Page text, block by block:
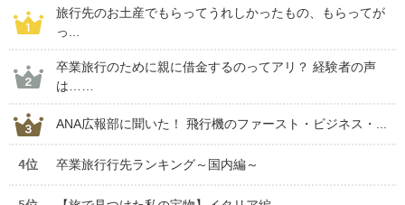
旅行先のお土産でもらってうれしかったもの、もらってが
っ...
卒業旅行のために親に借金するのってアリ？ 経験者の声
は……
ANA広報部に聞いた！ 飛行機のファースト・ビジネス・...
4位 卒業旅行行先ランキング～国内編～